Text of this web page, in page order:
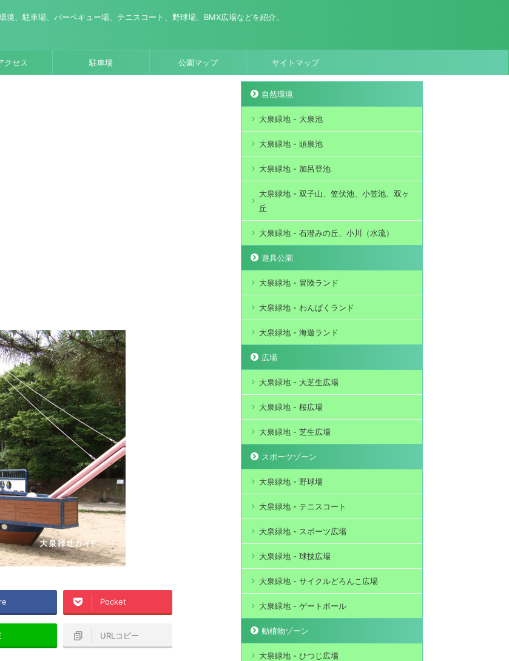
、駐車場、バーベキュー場、テニスコート、野球場、BMX広場などを紹介。
クセス 駐車場 公園マップ サイトマップ
Pocket
URLコピー
自然環境
大泉緑地 - 大泉池
大泉緑地 - 頭泉池
大泉緑地 - 加呂登池
大泉緑地 - 双子山、笠伏池、小笠池、双ヶ
丘
大泉緑地 - 石澄みの丘、小川（水流）
遊具公園
大泉緑地 - 冒険ランド
大泉緑地 - わんぱくランド
大泉緑地 - 海遊ランド
広場
大泉緑地 - 大芝生広場
大泉緑地 - 桜広場
大泉緑地 - 芝生広場
スポーツゾーン
大泉緑地 - 野球場
大泉緑地 - テニスコート
大泉緑地 - スポーツ広場
大泉緑地 - 球技広場
大泉緑地 - サイクルどろんこ広場
大泉緑地 - ゲートボール
動植物ゾーン
大泉緑地 - ひつじ広場